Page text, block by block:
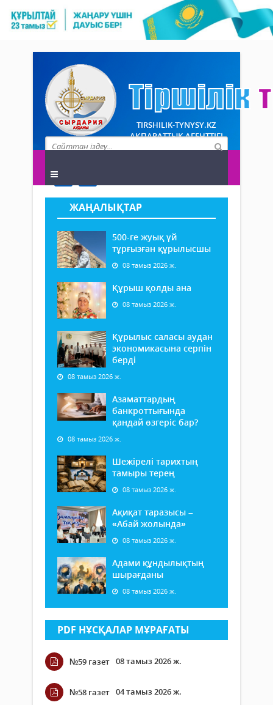
TIRSHILIK-TYNYSY.KZ
АҚПАРАТТЫҚ АГЕНТТІГІ
ЖАҢАЛЫҚТАР
500-ге жуық үй
тұрғызған құрылысшы
08 тамыз 2026 ж.
Құрыш қолды ана
08 тамыз 2026 ж.
Құрылыс саласы аудан
экономикасына серпін
берді
08 тамыз 2026 ж.
Азаматтардың
банкроттығында
қандай өзгеріс бар?
08 тамыз 2026 ж.
Шежірелі тарихтың
тамыры терең
08 тамыз 2026 ж.
Ақиқат таразысы –
«Абай жолында»
08 тамыз 2026 ж.
Адами құндылықтың
шырағданы
08 тамыз 2026 ж.
PDF НҰСҚАЛАР МҰРАҒАТЫ
№59 газет 08 тамыз 2026 ж.
№58 газет 04 тамыз 2026 ж.